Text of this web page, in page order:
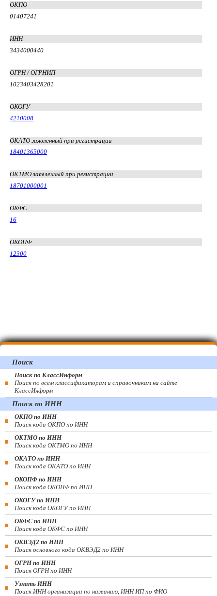
ОКПО
01407241
ИНН
3434000440
ОГРН / ОГРНИП
1023403428201
ОКОГУ
4210008
ОКАТО заявленный при регистрации
18401365000
ОКТМО заявленный при регистрации
18701000001
ОКФС
16
ОКОПФ
12300
Поиск
Поиск по КлассИнформ
Поиск по всем классификаторам и справочникам на сайте
КлассИнформ
Поиск по ИНН
ОКПО по ИНН
Поиск кода ОКПО по ИНН
ОКТМО по ИНН
Поиск кода ОКТМО по ИНН
ОКАТО по ИНН
Поиск кода ОКАТО по ИНН
ОКОПФ по ИНН
Поиск кода ОКОПФ по ИНН
ОКОГУ по ИНН
Поиск кода ОКОГУ по ИНН
ОКФС по ИНН
Поиск кода ОКФС по ИНН
ОКВЭД2 по ИНН
Поиск основного кода ОКВЭД2 по ИНН
ОГРН по ИНН
Поиск ОГРН по ИНН
Узнать ИНН
Поиск ИНН организации по названию, ИНН ИП по ФИО